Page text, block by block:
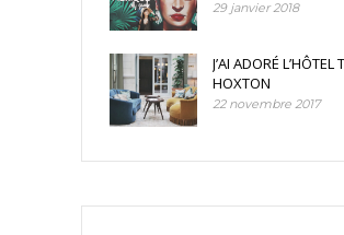
29 janvier 2018
J’AI ADORÉ L’HÔTEL
HOXTON
22 novembre 2017